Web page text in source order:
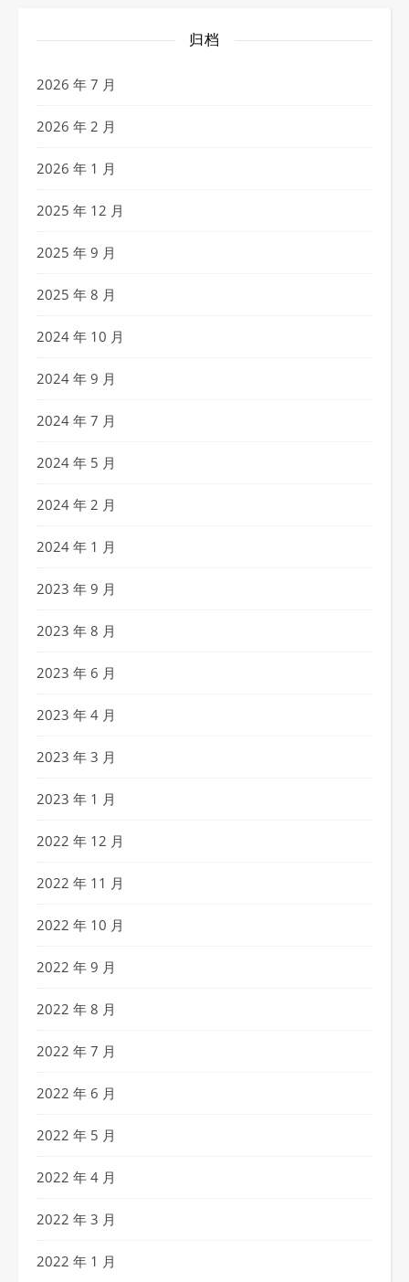
归档
2026 年 7 月
2026 年 2 月
2026 年 1 月
2025 年 12 月
2025 年 9 月
2025 年 8 月
2024 年 10 月
2024 年 9 月
2024 年 7 月
2024 年 5 月
2024 年 2 月
2024 年 1 月
2023 年 9 月
2023 年 8 月
2023 年 6 月
2023 年 4 月
2023 年 3 月
2023 年 1 月
2022 年 12 月
2022 年 11 月
2022 年 10 月
2022 年 9 月
2022 年 8 月
2022 年 7 月
2022 年 6 月
2022 年 5 月
2022 年 4 月
2022 年 3 月
2022 年 1 月